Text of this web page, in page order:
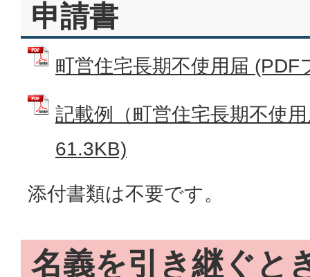
申請書
町営住宅長期不使用届
記載例（町営住宅長期不使
61.3KB)
添付書類は不要です。
名義を引き継ぐと